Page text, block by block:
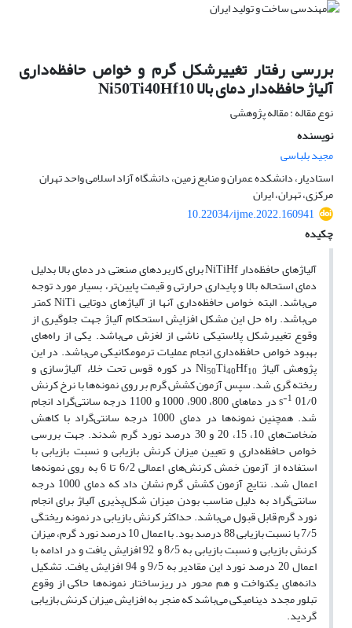
بررسی رفتار تغییرشکل گرم و خواص حافظه‌داری
آلیاژ حافظه‌دار دمای بالا Ni50Ti40Hf10
نوع مقاله : مقاله پژوهشی
نویسنده
مجید بلباسی
استادیار، دانشکده عمران و منابع زمین، دانشگاه آزاد اسلامی واحد تهران
مرکزی، تهران، ایران
10.22034/ijme.2022.160941
چکیده
آلیاژهای حافظه‌­دار NiTiHf برای کاربردهای صنعتی در دمای بالا بدلیل
دمای استحاله بالا و پایداری حرارتی و قیمت پایین­‌تر، بسیار مورد توجه
می‌­باشد. البته خواص حافظه‌­داری آنها از آلیاژهای دوتایی NiTi کمتر
می‌­باشد. راه حل این مشکل افزایش استحکام آلیاژ جهت جلوگیری از
وقوع تغییرشکل پلاستیکی ناشی از لغزش می‌­باشد. یکی از راه‌های
بهبود خواص حافظه‌­داری انجام عملیات ترمومکانیکی می‌­باشد. در این
پژوهش آلیاژ Ni 50Ti40Hf10 در کوره قوس تحت خلاء آلیاژسازی و
ریخته گری شد. سپس آزمون کشش گرم بر روی نمونه­‌ها با نرخ کرنش
s-1 01/0 در دماهای 800، 900، 1000 و 1100 درجه سانتی‌گراد انجام
شد. همچنین نمونه‌­ها در دمای 1000 درجه سانتی‌گراد با کاهش
ضخامت‌­های 10، 15، 20 و 30 درصد نورد گرم شدند. جهت بررسی
خواص حافظه‌­داری و تعیین میزان کرنش بازیابی و نسبت بازیابی با
استفاده از آزمون خمش کرنش‌های اعمالی 6/2 تا 6 به روی نمونه­‌ها
اعمال شد. نتایج آزمون کشش گرم نشان داد که دمای 1000 درجه
سانتی‌گراد به دلیل مناسب بودن میزان شکل‌­پذیری آلیاژ برای انجام
نورد گرم قابل قبول می‌­باشد. حداکثر کرنش بازیابی در نمونه ریختگی
7/5 با نسبت بازیابی 88 درصد بود. با اعمال 10 درصد نورد گرم، میزان
کرنش بازیابی و نسبت بازیابی به 8/5 و 92 افزایش یافت و در ادامه با
اعمال 20 درصد نورد این مقادیر به 9/5 و 94 افزایش یافت. تشکیل
دانه­‌های یکنواخت و هم محور در ریزساختار نمونه­‌ها حاکی از وقوع
تبلور مجدد دینامیکی می­‌باشد که منجر به افزایش میزان کرنش بازیابی
گردید.